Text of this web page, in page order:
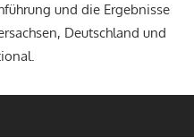
und die Ergebnisse
Deutschland und